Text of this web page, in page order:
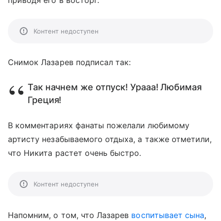
Контент недоступен
Снимок Лазарев подписал так:
Так начнем же отпуск! Урааа! Любимая
Греция!
В комментариях фанаты пожелали любимому
артисту незабываемого отдыха, а также отметили,
что Никита растет очень быстро.
Контент недоступен
Напомним, о том, что Лазарев воспитывает сына,